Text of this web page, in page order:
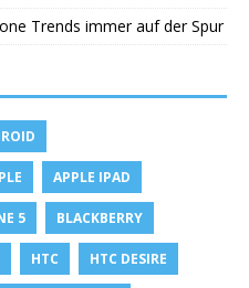
Trends immer auf der Spur
APPLE IPAD
5 BLACKBERRY
HTC HTC DESIRE